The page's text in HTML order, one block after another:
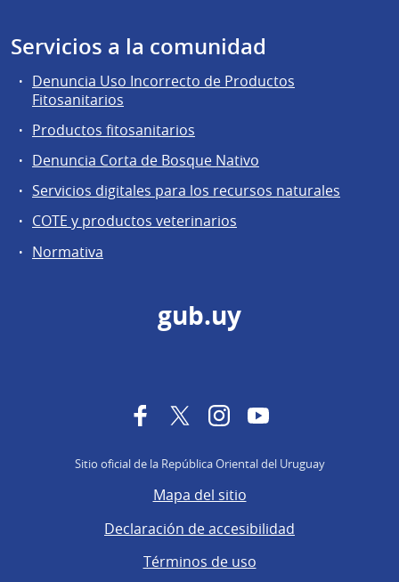
Servicios a la comunidad
Denuncia Uso Incorrecto de Productos
Fitosanitarios
Productos fitosanitarios
Denuncia Corta de Bosque Nativo
Servicios digitales para los recursos naturales
COTE y productos veterinarios
Normativa
gub.uy
FacebookTwitterInstagramYouTube
Sitio oficial de la República Oriental del Uruguay
Mapa del sitio
Declaración de accesibilidad
Términos de uso